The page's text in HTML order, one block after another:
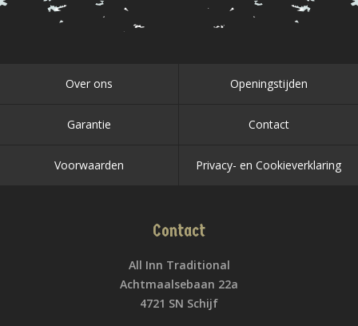
Over ons Openingstijden
Garantie Contact
Voorwaarden Privacy- en Cookieverklaring
Contact
All Inn Traditional
Achtmaalsebaan 22a
4721 SN Schijf